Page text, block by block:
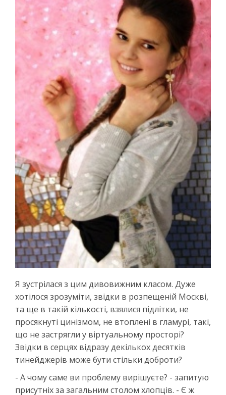
Я зустрілася з цим дивовижним класом. Дуже
хотілося зрозуміти, звідки в розпещеній Москві,
та ще в такій кількості, взялися підлітки, не
просякнуті цинізмом, не втоплені в гламурі, такі,
що не застрягли у віртуальному просторі?
Звідки в серцях відразу декількох десятків
тинейджерів може бути стільки доброти?
- А чому саме ви проблему вирішуєте? - запитую
присутніх за загальним столом хлопців. - Є ж